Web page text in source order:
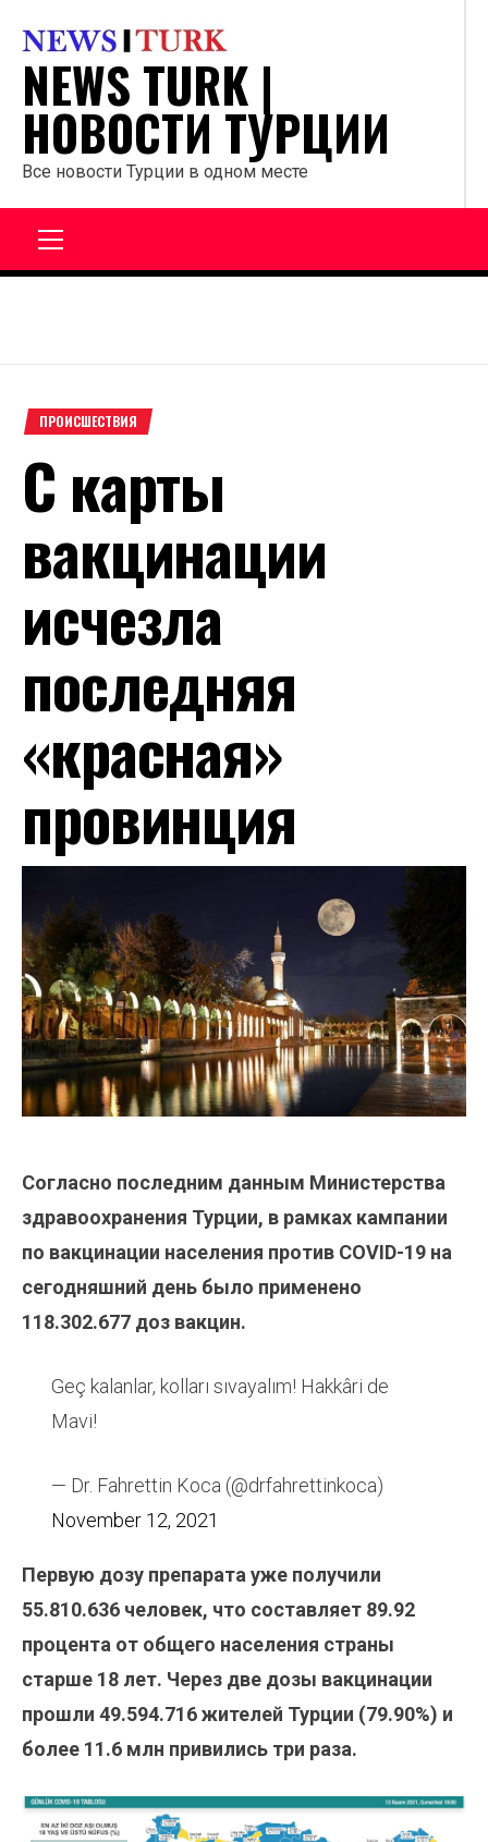
содержанию
NEWS TURK |
НОВОСТИ ТУРЦИИ
Все новости Турции в одном месте
ПРОИСШЕСТВИЯ
С карты
вакцинации
исчезла
последняя
«красная»
провинция
Согласно последним данным Министерства
здравоохранения Турции, в рамках кампании
по вакцинации населения против COVID-19 на
сегодняшний день было применено
118.302.677 доз вакцин.
Geç kalanlar, kolları sıvayalım! Hakkâri de
Mavi!
— Dr. Fahrettin Koca (@drfahrettinkoca)
November 12, 2021
Первую дозу препарата уже получили
55.810.636 человек, что составляет 89.92
процента от общего населения страны
старше 18 лет. Через две дозы вакцинации
прошли 49.594.716жителей Турции (79.90%) и
более 11.6 млн привились три раза.